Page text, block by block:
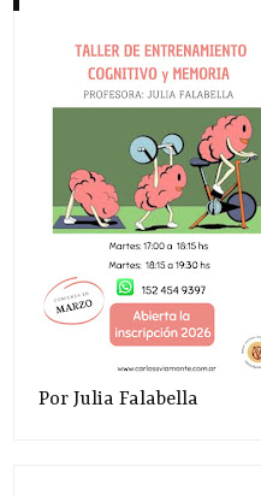
Por Julia Falabella